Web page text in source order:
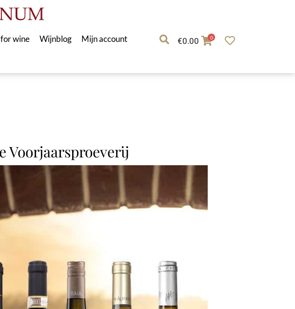
wine Wijnblog
Mijn account
€0.00 0
Voorjaarsproeverij